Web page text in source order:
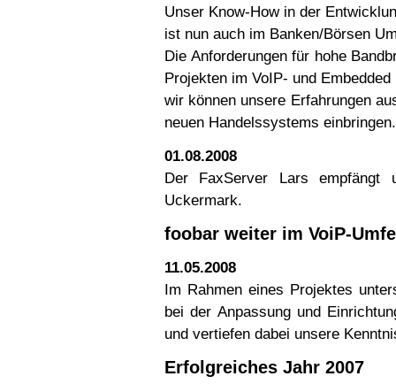
Unser Know-How in der
ist nun auch im Banken/Börsen
Die Anforderungen für hohe
Projekten im VoIP- und
wir können unsere Erfahrungen
neuen Handelssystems einbringen.
01.08.2008
Der FaxServer Lars
Uckermark.
foobar weiter im VoiP-
11.05.2008
Im Rahmen eines Projektes
bei der Anpassung und
und vertiefen dabei unsere
Erfolgreiches Jahr 2007